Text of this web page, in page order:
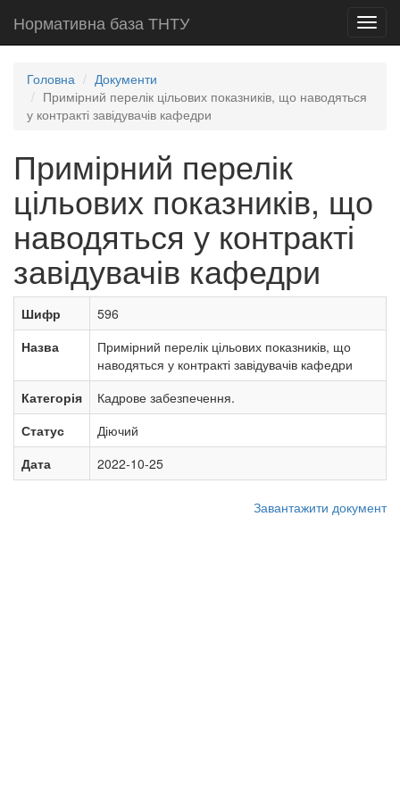
Нормативна база ТНТУ
Головна
Документи
Примірний перелік цільових показників, що наводяться
у контракті завідувачів кафедри
Примірний перелік
цільових показників, що
наводяться у контракті
завідувачів кафедри
Шифр
596
Назва
Примірний перелік цільових показників, що
наводяться у контракті завідувачів кафедри
Категорія
Кадрове забезпечення.
Статус
Діючий
Дата
2022-10-25
Завантажити документ